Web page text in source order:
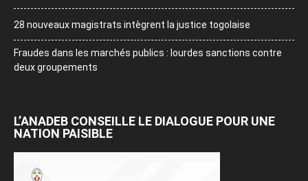
28 nouveaux magistrats intègrent la justice togolaise
Fraudes dans les marchés publics : lourdes sanctions contre
deux groupements
L’ANADEB CONSEILLE LE DIALOGUE POUR UNE
NATION PAISIBLE